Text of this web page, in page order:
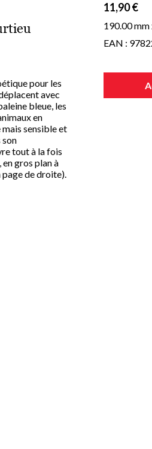
pour les
avec
bleue, les
en
sensible et
son
tout à la fois
en gros plan à
page de droite).
11,90 €
190.00 mm
EAN :